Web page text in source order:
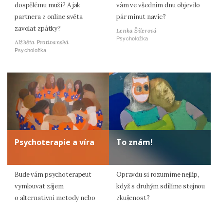
dospělému muži? A jak
partnera z online světa
zavolat zpátky?
Alžběta Protivanská
Psycholožka
vám ve všedním dnu objevilo
pár minut navíc?
Lenka Šilerová
Psycholožka
Psychoterapie a víra
Bude vám psychoterapeut
vymlouvat zájem
o alternativní metody nebo
To znám!
Opravdu si rozumíme nejlíp,
když s druhým sdílíme stejnou
zkušenost?